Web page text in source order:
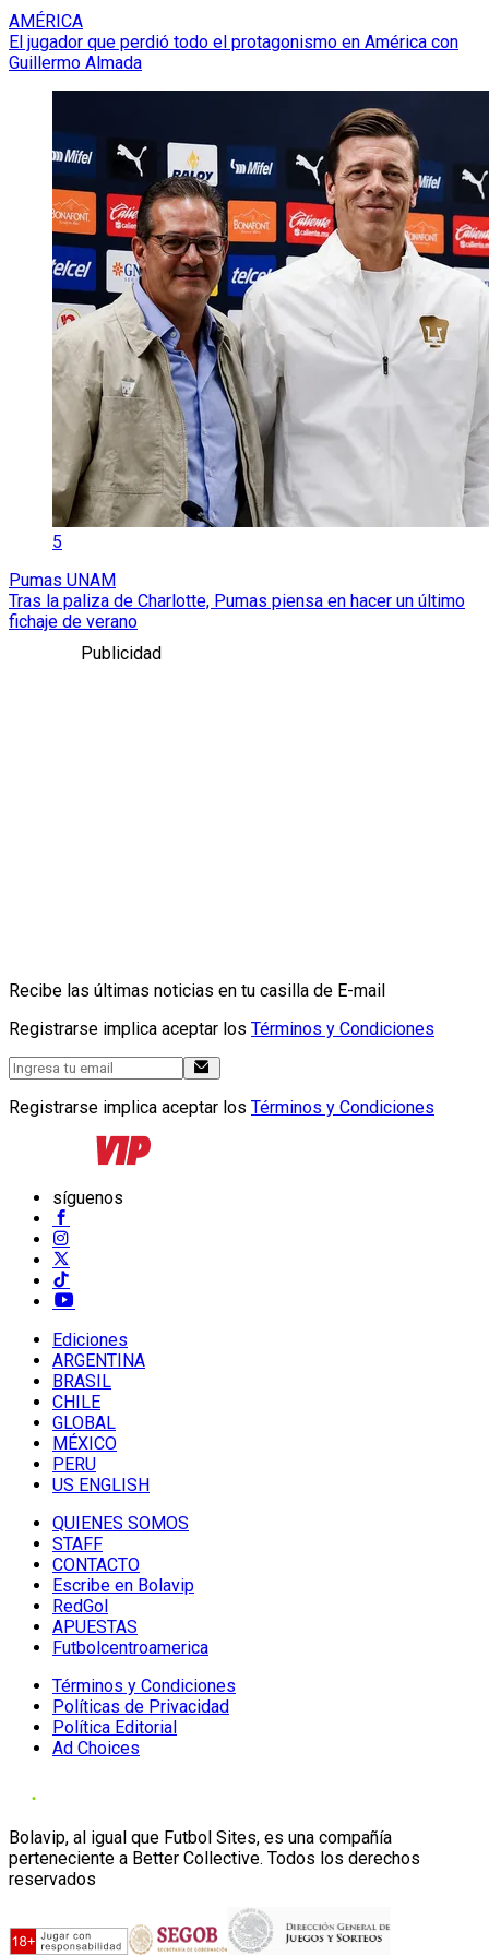
AMÉRICA
El jugador que perdió todo el protagonismo en América con
Guillermo Almada
5
Pumas UNAM
Tras la paliza de Charlotte, Pumas piensa en hacer un último
fichaje de verano
Publicidad
Recibe las últimas noticias en tu casilla de E-mail
Registrarse implica aceptar los Términos y Condiciones
Registrarse implica aceptar los Términos y Condiciones
síguenos
Ediciones
ARGENTINA
BRASIL
CHILE
GLOBAL
MÉXICO
PERU
US ENGLISH
QUIENES SOMOS
STAFF
CONTACTO
Escribe en Bolavip
RedGol
APUESTAS
Futbolcentroamerica
Términos y Condiciones
Políticas de Privacidad
Política Editorial
Ad Choices
Bolavip, al igual que Futbol Sites, es una compañía
perteneciente a Better Collective. Todos los derechos
reservados